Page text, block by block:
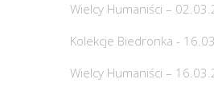
Wielcy Humaniści –
Kolekcje Biedronka -
Wielcy Humaniści –